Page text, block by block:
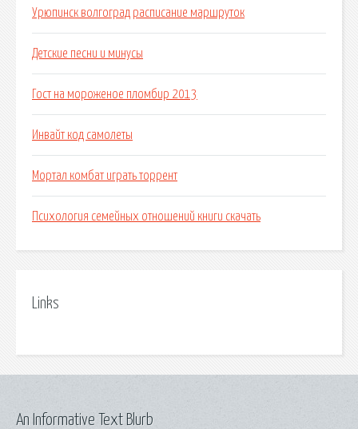
Урюпинск волгоград расписание маршруток
Детские песни и минусы
Гост на мороженое пломбир 2013
Инвайт код самолеты
Мортал комбат играть торрент
Психология семейных отношений книги скачать
Links
An Informative Text Blurb